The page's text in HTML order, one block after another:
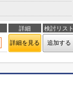
詳細 検討リスト
詳細を見る 追加する